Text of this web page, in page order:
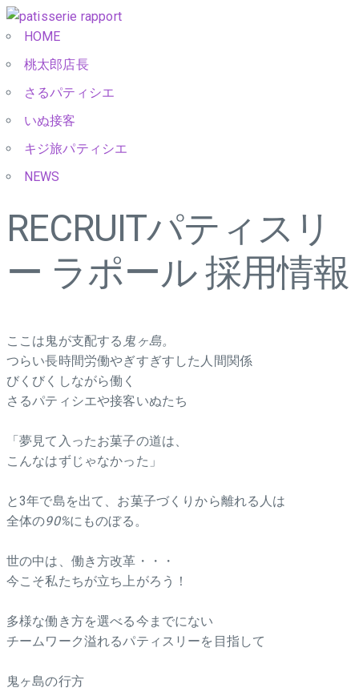
HOME
桃太郎店長
さるパティシエ
いぬ接客
キジ旅パティシエ
NEWS
RECRUITパティスリ
ー ラポール 採用情報
ここは鬼が支配する 鬼ヶ島。
つらい長時間労働やぎすぎすした人間関係
びくびくしながら働く
さるパティシエや接客いぬたち
「夢見て入ったお菓子の道は、
こんなはずじゃなかった」
と3年で島を出て、お菓子づくりから離れる人は
全体の90%にものぼる。
世の中は、働き方改革・・・
今こそ私たちが立ち上がろう！
多様な働き方を選べる今までにない
チームワーク溢れるパティスリーを目指して
鬼ヶ島の行方